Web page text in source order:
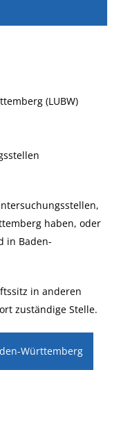
(LUBW)
haben, oder
in Baden-
in anderen
zuständige Stelle.
Württemberg